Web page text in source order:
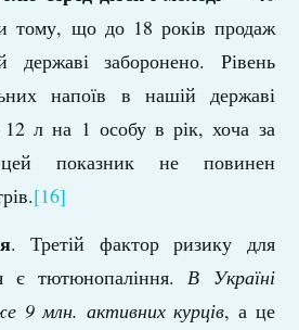
тому, що до 18 років продаж
заборонено. Рівень
напоїв в нашій державі
12 л на 1 особу в рік, хоча за
показник не повинен
[16]
. Третій фактор ризику для
є тютюнопаління.В Україні
9 млн. активних курців, а це